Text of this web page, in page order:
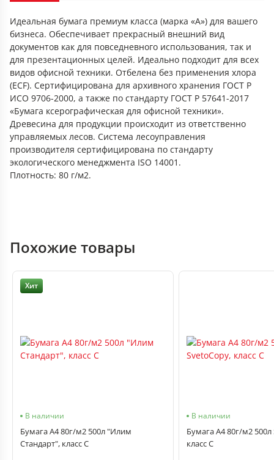
Идеальная бумага премиум класса (марка «А») для вашего
бизнеса. Обеспечивает прекрасный внешний вид
документов как для повседневного использования, так и
для презентационных целей. Идеально подходит для всех
видов офисной техники. Отбелена без применения хлора
(ECF). Сертифицирована для архивного хранения ГОСТ Р
ИСО 9706-2000, а также по стандарту ГОСТ Р 57641-2017
«Бумага ксерографическая для офисной техники».
Древесина для продукции происходит из ответственно
управляемых лесов. Система лесоуправления
производителя сертифицирована по стандарту
экологического менеджмента ISO 14001.
Плотность: 80 г/м2.
Похожие товары
Хит
В наличии
Бумага А4 80г/м2 500л "Илим
Стандарт", класс С
В наличии
Бумага А4 80г/м2
класс С